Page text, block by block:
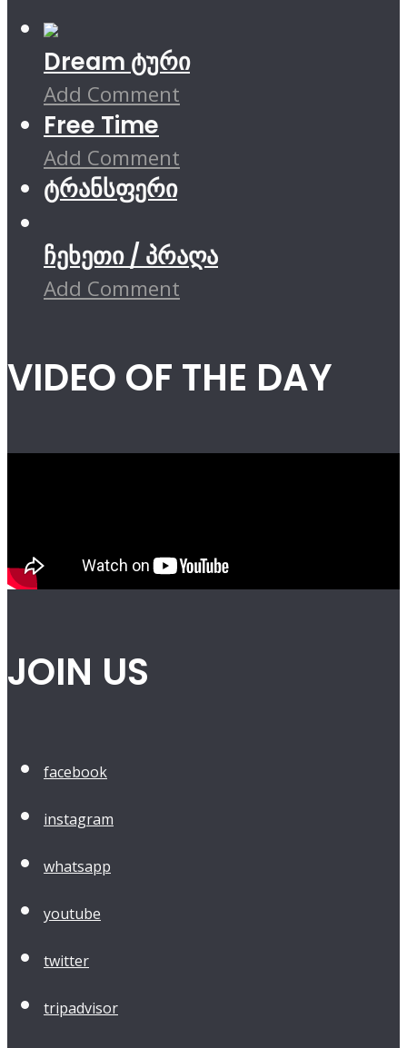
Dream ტური
Add Comment
Free Time
Add Comment
ტრანსფერი
ჩეხეთი / პრაღა
Add Comment
VIDEO OF THE DAY
JOIN US
facebook
instagram
whatsapp
youtube
twitter
tripadvisor